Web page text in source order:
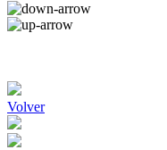
Volver